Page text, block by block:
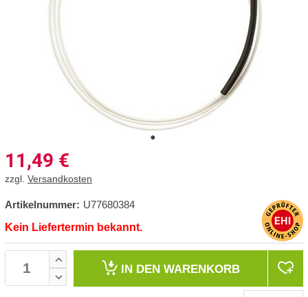
11,49 €
zzgl. Versandkosten
Artikelnummer: U77680384
Kein Liefertermin bekannt.
IN DEN WARENKORB